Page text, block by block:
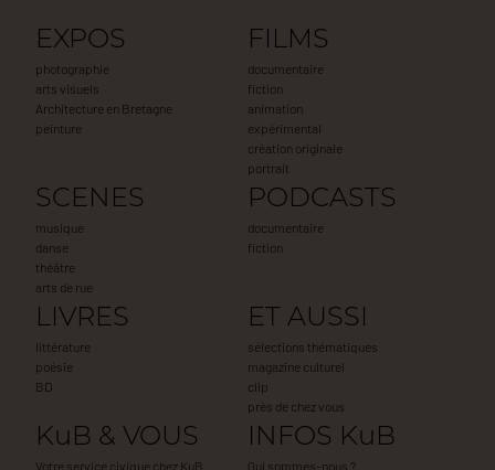
EXPOS
photographie
arts visuels
Architecture en Bretagne
peinture
FILMS
documentaire
fiction
animation
expérimental
création originale
portrait
SCENES
musique
danse
théâtre
arts de rue
PODCASTS
documentaire
fiction
LIVRES
littérature
poésie
BD
ET AUSSI
sélections thématiques
magazine culturel
clip
près de chez vous
KuB & VOUS
Votre service civique chez KuB
INFOS KuB
Qui sommes-nous ?